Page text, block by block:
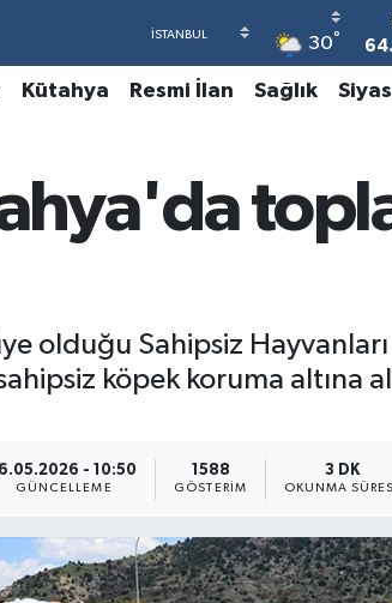
30°
Kütahya Resmi İlan Sağlık
olduğu Sahipsiz
köpek koruma altına
- 10:50
GÜNCELLEME
1588
GÖSTERIM
3 DK
OKUNMA